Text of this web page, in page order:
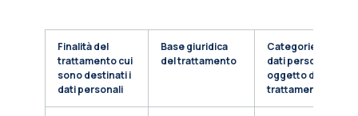
Finalità del
trattamento cui
sono destinati i
dati personali
Base giuridica
del trattamento
Categorie di
dati personali
oggetto di
trattamento